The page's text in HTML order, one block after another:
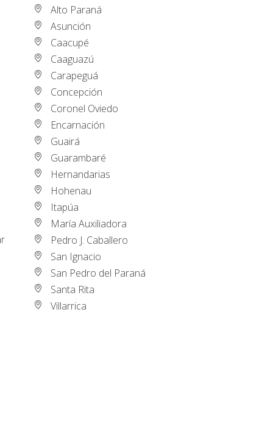
Alto Paraná
Asunción
Caacupé
Caaguazú
Carapeguá
Concepción
Coronel Oviedo
Encarnación
Guairá
Guarambaré
Hernandarias
Hohenau
Itapúa
María Auxiliadora
Pedro J. Caballero
San Ignacio
San Pedro del Paraná
Santa Rita
Villarrica